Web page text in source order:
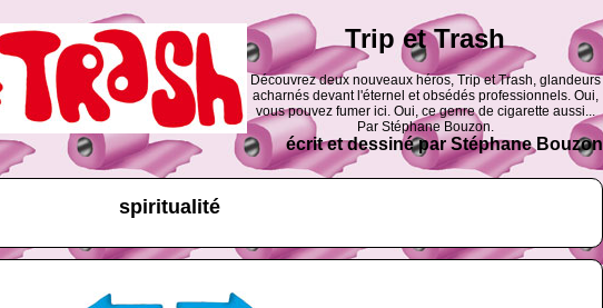
Trip et Trash
Découvrez deux nouveaux héros, Trip et Trash, glandeurs
acharnés devant l'éternel et obsédés professionnels. Oui,
vous pouvez fumer ici. Oui, ce genre de cigarette aussi...
Par Stéphane Bouzon.
écrit et dessiné par Stéphane Bouzon
spiritualité